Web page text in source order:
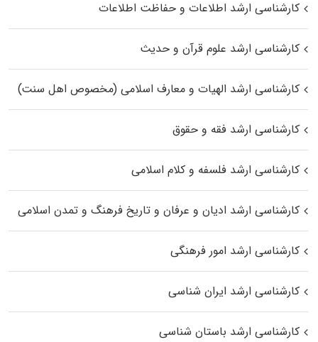
کارشناسی ارشد اطلاعات و حفاظت اطلاعات
کارشناسی ارشد علوم قرآن و حدیث
کارشناسی ارشد الهیات و معارف اسلامی (مخصوص اهل سنت)
کارشناسی ارشد فقه و حقوق
کارشناسی ارشد فلسفه و کلام اسلامی
کارشناسی ارشد ادیان و عرفان و تاریخ فرهنگ و تمدن اسلامی
کارشناسی ارشد امور فرهنگی
کارشناسی ارشد ایران شناسی
کارشناسی ارشد باستان شناسی